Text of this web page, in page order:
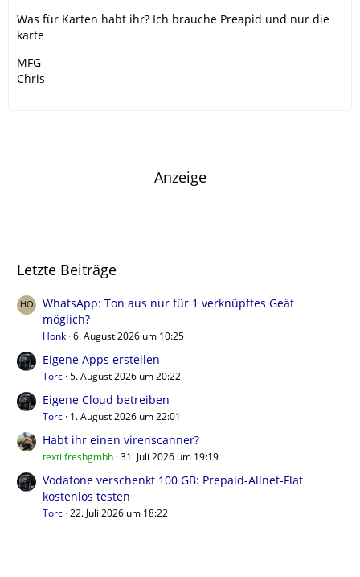
Was für Karten habt ihr? Ich brauche Preapid und nur die
karte
MFG
Chris
Anzeige
Letzte Beiträge
WhatsApp: Ton aus nur für 1 verknüpftes Geät
möglich?
Honk 6. August 2026 um 10:25
Eigene Apps erstellen
Torc 5. August 2026 um 20:22
Eigene Cloud betreiben
Torc 1. August 2026 um 22:01
Habt ihr einen virenscanner?
textilfreshgmbh 31. Juli 2026 um 19:19
Vodafone verschenkt 100 GB: Prepaid-Allnet-Flat
kostenlos testen
Torc 22. Juli 2026 um 18:22